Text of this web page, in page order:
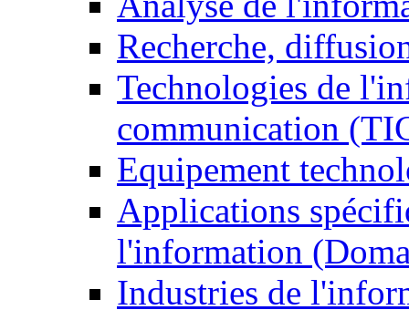
Recherche,
Technologies de
communication
Equipement
Applications
l'information
Industries de